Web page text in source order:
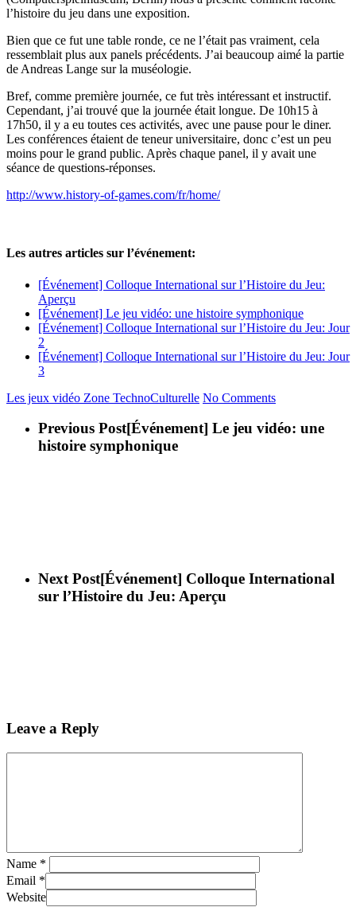
l’histoire du jeu dans une exposition.
Bien que ce fut une table ronde, ce ne l’était pas vraiment, cela
ressemblait plus aux panels précédents. J’ai beaucoup aimé la partie
de Andreas Lange sur la muséologie.
Bref, comme première journée, ce fut très intéressant et instructif.
Cependant, j’ai trouvé que la journée était longue. De 10h15 à
17h50, il y a eu toutes ces activités, avec une pause pour le diner.
Les conférences étaient de teneur universitaire, donc c’est un peu
moins pour le grand public. Après chaque panel, il y avait une
séance de questions-réponses.
http://www.history-of-games.com/fr/home/
Les autres articles sur l’événement:
[Événement] Colloque International sur l’Histoire du Jeu:
Aperçu
[Événement] Le jeu vidéo: une histoire symphonique
[Événement] Colloque International sur l’Histoire du Jeu: Jour
2
[Événement] Colloque International sur l’Histoire du Jeu: Jour
3
Les jeux vidéo Zone TechnoCulturelle No Comments
Previous Post[Événement] Le jeu vidéo: une
histoire symphonique
Next Post[Événement] Colloque International
sur l’Histoire du Jeu: Aperçu
Leave a Reply
Name *
Email *
Website